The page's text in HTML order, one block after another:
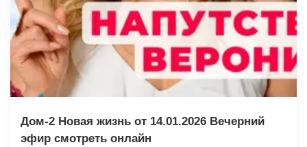
Дом-2 Новая жизнь от 14.01.2026 Вечерний
эфир смотреть онлайн